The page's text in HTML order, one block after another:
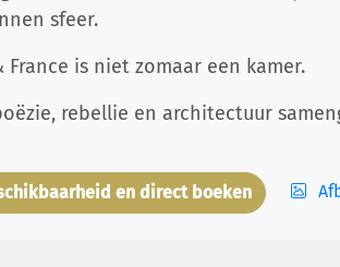
sfeer.
France is niet zomaar een kamer.
rebellie en architectuur
en direct boeken